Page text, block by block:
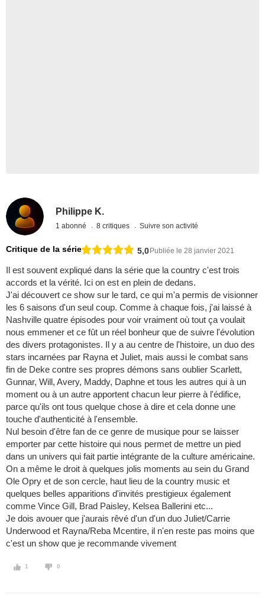
Philippe K.
1 abonné 8 critiques Suivre son activité
Critique de la série 5,0Publiée le 28 janvier 2021
Il est souvent expliqué dans la série que la country c'est trois
accords et la vérité. Ici on est en plein de dedans.
J'ai découvert ce show sur le tard, ce qui m'a permis de visionner
les 6 saisons d'un seul coup. Comme à chaque fois, j'ai laissé à
Nashville quatre épisodes pour voir vraiment où tout ça voulait
nous emmener et ce fût un réel bonheur que de suivre l'évolution
des divers protagonistes. Il y a au centre de l'histoire, un duo des
stars incarnées par Rayna et Juliet, mais aussi le combat sans
fin de Deke contre ses propres démons sans oublier Scarlett,
Gunnar, Will, Avery, Maddy, Daphne et tous les autres qui à un
moment ou à un autre apportent chacun leur pierre à l'édifice,
parce qu'ils ont tous quelque chose à dire et cela donne une
touche d'authenticité à l'ensemble.
Nul besoin d'être fan de ce genre de musique pour se laisser
emporter par cette histoire qui nous permet de mettre un pied
dans un univers qui fait partie intégrante de la culture américaine.
On a même le droit à quelques jolis moments au sein du Grand
Ole Opry et de son cercle, haut lieu de la country music et
quelques belles apparitions d'invités prestigieux également
comme Vince Gill, Brad Paisley, Kelsea Ballerini etc...
Je dois avouer que j'aurais rêvé d'un d'un duo Juliet/Carrie
Underwood et Rayna/Reba Mcentire, il n'en reste pas moins que
c'est un show que je recommande vivement
1 0